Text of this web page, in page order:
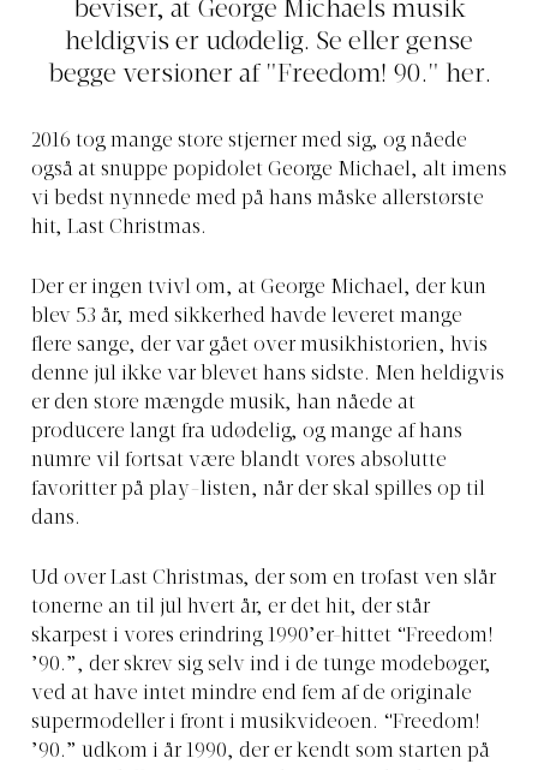
beviser, at George Michaels musik
heldigvis er udødelig. Se eller gense
begge versioner af "Freedom! 90." her.
2016 tog mange store stjerner med sig, og nåede
også at snuppe popidolet George Michael, alt imens
vi bedst nynnede med på hans måske allerstørste
hit, Last Christmas.
Der er ingen tvivl om, at George Michael, der kun
blev 53 år, med sikkerhed havde leveret mange
flere sange, der var gået over musikhistorien, hvis
denne jul ikke var blevet hans sidste. Men heldigvis
er den store mængde musik, han nåede at
producere langt fra udødelig, og mange af hans
numre vil fortsat være blandt vores absolutte
favoritter på play-listen, når der skal spilles op til
dans.
Ud over Last Christmas, der som en trofast ven slår
tonerne an til jul hvert år, er det hit, der står
skarpest i vores erindring 1990’er-hittet “Freedom!
’90.”, der skrev sig selv ind i de tunge modebøger,
ved at have intet mindre end fem af de originale
supermodeller i front i musikvideoen. “Freedom!
’90.” udkom i år 1990, der er kendt som starten på